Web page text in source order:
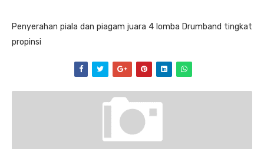
Penyerahan piala dan piagam juara 4 lomba Drumband tingkat
propinsi